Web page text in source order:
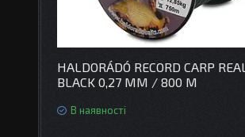
HALDORÁDÓ RECORD CARP REAL
BLACK 0,27 MM / 800 M
В наявності